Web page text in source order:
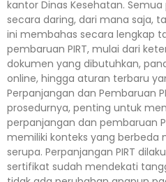
kantor Dinas Kesehatan.
secara daring, dari mana saja,
ini membahas secara lengkap
pembaruan PIRT, mulai dari
dokumen yang dibutuhkan,
online, hingga aturan terbaru
Perpanjangan dan Pembaruan
prosedurnya, penting untuk
perpanjangan dan pembaruan
memiliki konteks yang berbeda
serupa. Perpanjangan PIRT
sertifikat sudah mendekati